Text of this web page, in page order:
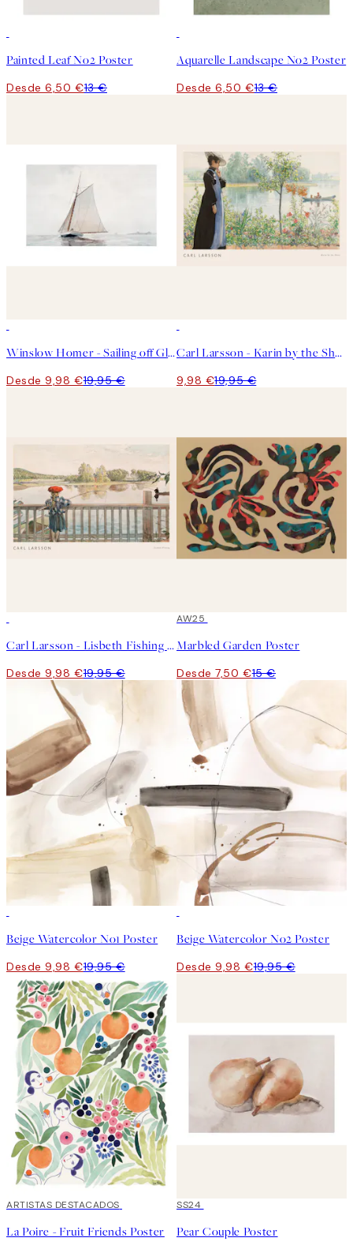
Painted Leaf No2 Poster
Desde 6,50 €13 €
Aquarelle Landscape No2 Poster
Desde 6,50 €13 €
Winslow Homer - Sailing off Gloucester Poster
Desde 9,98 €19,95 €
Carl Larsson - Karin by the Shore Poster
9,98 €19,95 €
Carl Larsson - Lisbeth Fishing Poster
Desde 9,98 €19,95 €
50%*
AW25
Marbled Garden Poster
Desde 7,50 €15 €
Beige Watercolor No1 Poster
Desde 9,98 €19,95 €
Beige Watercolor No2 Poster
Desde 9,98 €19,95 €
40%*
ARTISTAS DESTACADOS
La Poire - Fruit Friends Poster
50%*
SS24
Pear Couple Poster